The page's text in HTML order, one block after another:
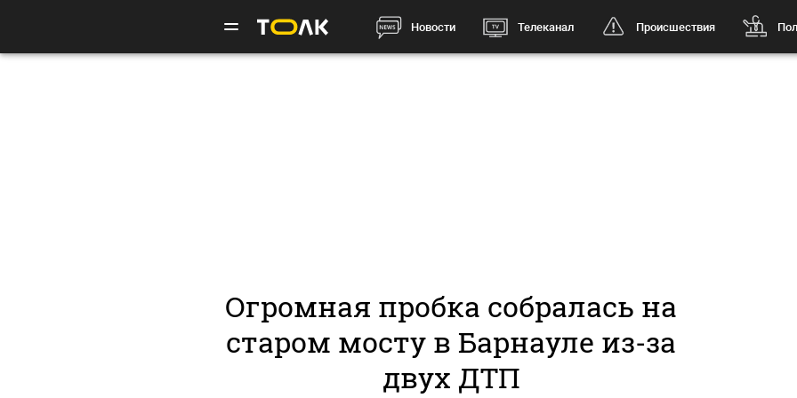
Новости Телеканал Происшествия
Огромная пробка собралась на
старом мосту в Барнауле из-за
двух ДТП